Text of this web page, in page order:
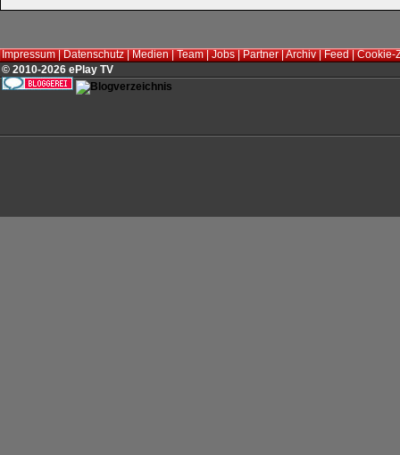
Impressum|Datenschutz|Medien|Team|Jobs|Partner|Archiv|Feed|Cookie-
© 2010-2026 ePlay TV